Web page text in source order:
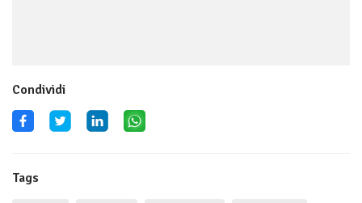
Condividi
Tags